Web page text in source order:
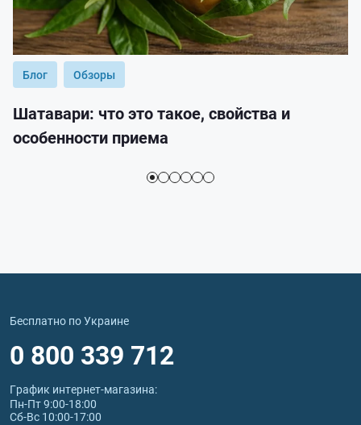
Блог Обзоры
Шатавари: что это такое, свойства и
особенности приема
Бесплатно по Украине
0 800 339 712
График интернет‑магазина:
Пн-Пт 9:00-18:00
Сб-Вс 10:00-17:00